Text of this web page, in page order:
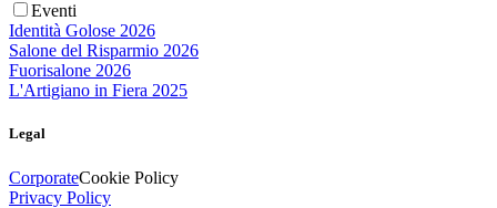
Eventi
Identità Golose 2026
Salone del Risparmio 2026
Fuorisalone 2026
L'Artigiano in Fiera 2025
Legal
CorporateCookie Policy
Privacy Policy